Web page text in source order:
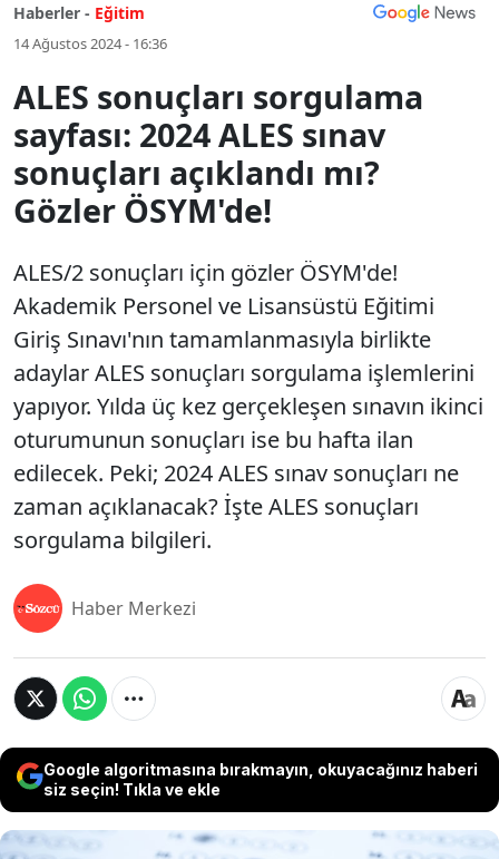
Haberler - Eğitim
14 Ağustos 2024 - 16:36
ALES sonuçları sorgulama
sayfası: 2024 ALES sınav
sonuçları açıklandı mı?
Gözler ÖSYM'de!
ALES/2 sonuçları için gözler ÖSYM'de!
Akademik Personel ve Lisansüstü Eğitimi
Giriş Sınavı'nın tamamlanmasıyla birlikte
adaylar ALES sonuçları sorgulama işlemlerini
yapıyor. Yılda üç kez gerçekleşen sınavın ikinci
oturumunun sonuçları ise bu hafta ilan
edilecek. Peki; 2024 ALES sınav sonuçları ne
zaman açıklanacak? İşte ALES sonuçları
sorgulama bilgileri.
Haber Merkezi
Google algoritmasına bırakmayın, okuyacağınız haberi
siz seçin! Tıkla ve ekle